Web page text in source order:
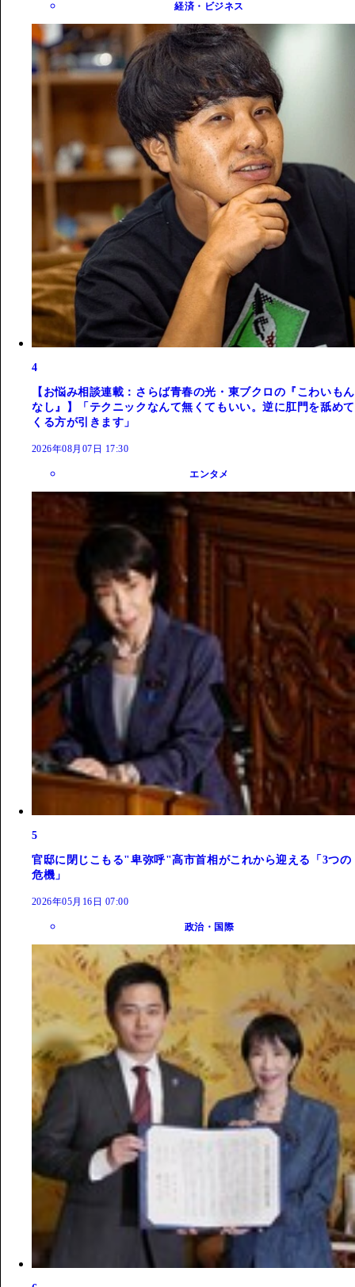
経済・ビジネス
4
【お悩み相談連載：さらば青春の光・東ブクロの『こわいもん
なし』】「テクニックなんて無くてもいい。逆に肛門を舐めて
くる方が引きます」
2026年08月07日 17:30
エンタメ
5
官邸に閉じこもる"卑弥呼"高市首相がこれから迎える「3つの
危機」
2026年05月16日 07:00
政治・国際